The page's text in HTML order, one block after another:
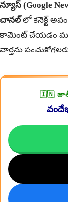
న్యూస్ (Google
చానల్ లో కనెక్ట్
కామెంట్ చేయడం
వార్తను
🇮🇳